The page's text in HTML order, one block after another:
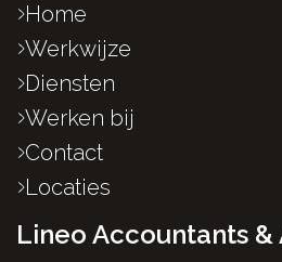
Home
Werkwijze
Diensten
Werken bij
Contact
Locaties
Lineo Accountants &